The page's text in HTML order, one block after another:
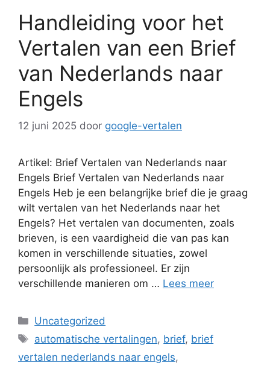
Handleiding voor het
Vertalen van een Brief
van Nederlands naar
Engels
12 juni 2025 door google-vertalen
Artikel: Brief Vertalen van Nederlands naar
Engels Brief Vertalen van Nederlands naar
Engels Heb je een belangrijke brief die je graag
wilt vertalen van het Nederlands naar het
Engels? Het vertalen van documenten, zoals
brieven, is een vaardigheid die van pas kan
komen in verschillende situaties, zowel
persoonlijk als professioneel. Er zijn
verschillende manieren om … Lees meer
Categorieën
Uncategorized
Tags
automatische vertalingen, brief, brief
vertalen nederlands naar engels,